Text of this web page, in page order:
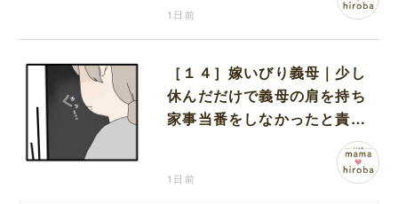
1日前
［１４］嫁いびり義母｜少し
休んだだけで義母の肩を持ち
家事当番をしなかったと責め
1日前